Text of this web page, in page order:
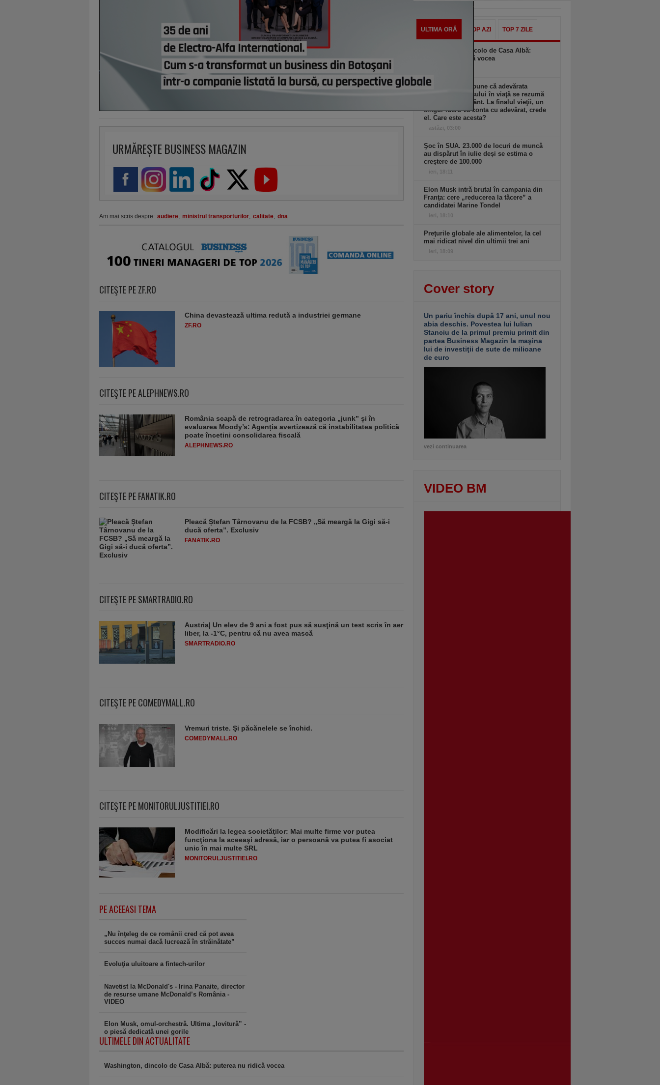
URMĂREȘTE BUSINESS MAGAZIN
Am mai scris despre: audiere, ministrul transporturilor, calitate, dna
CITEŞTE PE ZF.RO
China devastează ultima redută a industriei germane
ZF.RO
CITEŞTE PE ALEPHNEWS.RO
România scapă de retrogradarea în categoria „junk” și în
evaluarea Moody’s: Agenția avertizează că instabilitatea politică
poate încetini consolidarea fiscală
ALEPHNEWS.RO
CITEŞTE PE FANATIK.RO
Pleacă Ștefan Târnovanu de la FCSB? „Să meargă la Gigi să-i
ducă oferta”. Exclusiv
FANATIK.RO
CITEŞTE PE SMARTRADIO.RO
Austria| Un elev de 9 ani a fost pus să susţină un test scris în aer
liber, la -1°C, pentru că nu avea mască
SMARTRADIO.RO
CITEŞTE PE COMEDYMALL.RO
Vremuri triste. Şi păcănelele se închid.
COMEDYMALL.RO
CITEŞTE PE MONITORULJUSTITIEI.RO
Modificări la legea societăţilor: Mai multe firme vor putea
funcţiona la aceeaşi adresă, iar o persoană va putea fi asociat
unic în mai multe SRL
MONITORULJUSTITIEI.RO
PE ACEEASI TEMA
„Nu înţeleg de ce românii cred că pot avea
succes numai dacă lucrează în străinătate”
Evoluţia uluitoare a fintech-urilor
Navetist la McDonald's - Irina Panaite, director
de resurse umane McDonald’s România -
VIDEO
Elon Musk, omul-orchestră. Ultima „lovitură” -
o piesă dedicată unei gorile
ULTIMELE DIN ACTUALITATE
Washington, dincolo de Casa Albă: puterea nu ridică vocea
ULTIMA ORĂ TOP AZI TOP 7 ZILE
Washington, dincolo de Casa Albă:
puterea nu ridică vocea
Warren Buffett spune că adevărata
măsură a succesului în viaţă se rezumă
la un singur cuvânt. La finalul vieţii, un
singur lucru va conta cu adevărat, crede
el. Care este acesta?
astăzi, 03:00
Şoc în SUA. 23.000 de locuri de muncă
au dispărut în iulie deşi se estima o
creştere de 100.000
ieri, 18:11
Elon Musk intră brutal în campania din
Franţa: cere „reducerea la tăcere” a
candidatei Marine Tondel
ieri, 18:10
Preţurile globale ale alimentelor, la cel
mai ridicat nivel din ultimii trei ani
ieri, 18:09
Cover story
Un pariu închis după 17 ani, unul nou
abia deschis. Povestea lui Iulian
Stanciu de la primul premiu primit din
partea Business Magazin la maşina
lui de investiţii de sute de milioane
de euro
vezi continuarea
VIDEO BM